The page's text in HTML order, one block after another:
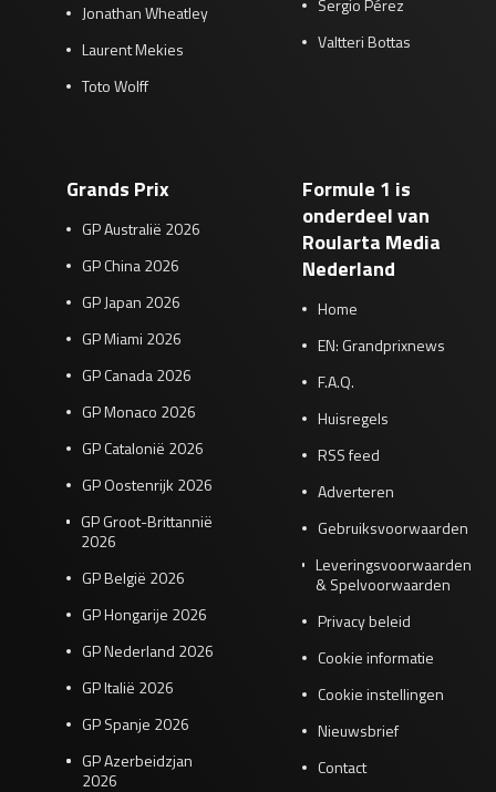
Jonathan Wheatley
Laurent Mekies
Toto Wolff
Valtteri Bottas
Grands Prix
GP Australië 2026
GP China 2026
GP Japan 2026
GP Miami 2026
GP Canada 2026
GP Monaco 2026
GP Catalonië 2026
GP Oostenrijk 2026
GP Groot-Brittannië
2026
GP België 2026
GP Hongarije 2026
GP Nederland 2026
GP Italië 2026
GP Spanje 2026
GP Azerbeidzjan
2026
Formule 1 is
onderdeel van
Roularta Media
Nederland
Home
EN: Grandprixnews
F.A.Q.
Huisregels
RSS feed
Adverteren
Gebruiksvoorwaarden
Leveringsvoorwaarden
& Spelvoorwaarden
Privacy beleid
Cookie informatie
Cookie instellingen
Nieuwsbrief
Contact